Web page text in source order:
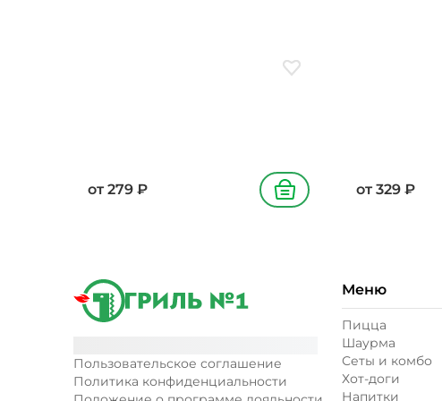
Добавить в избранное
от 279 ₽ В корзину от 329 ₽
Пользовательское соглашение
Политика конфиденциальности
Меню
Пицца
Шаурма
Сеты и комбо
Хот-доги
Напитки